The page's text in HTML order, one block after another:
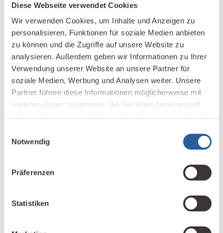
Diese Webseite verwendet Cookies
Wir verwenden Cookies, um Inhalte und Anzeigen zu
personalisieren, Funktionen für soziale Medien anbieten
zu können und die Zugriffe auf unsere Website zu
analysieren. Außerdem geben wir Informationen zu Ihrer
Verwendung unserer Website an unsere Partner für
soziale Medien, Werbung und Analysen weiter. Unsere
Partner führen diese Informationen möglicherweise mit
weiteren Daten zusammen, die Sie ihnen bereitgestellt
Notwendig
Präferenzen
Statistiken
Name *
Name, E-Mail-Adresse und Website in diesem